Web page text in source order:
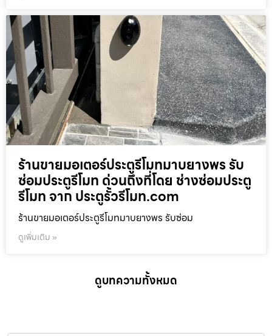
ร้านขายมอเตอร์ประตูรีโมทมาบยางพร รับ
ซ่อมประตูรีโมท ด่วนถึงที่โดย ช่างซ่อมประตู
รีโมท จาก ประตูรั้วรีโมท.com
ร้านขายมอเตอร์ประตูรีโมทมาบยางพร รับซ่อม
ดูเพิ่มเติม »
ดูบทความทั้งหมด